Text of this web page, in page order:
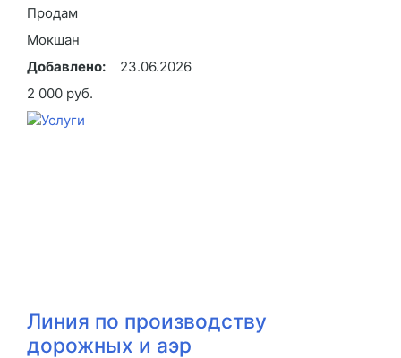
Продам
Мокшан
Добавлено:
23.06.2026
2 000 руб.
Линия по производству
дорожных и аэр